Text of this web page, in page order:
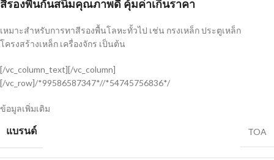
สีรองพื้นกันสนิมคุณภาพดี คุ้มค่าเกินราคา
เหมาะสำหรับการทาสีรองพื้นโลหะทั้วไป เช่น กรงเหล็ก ประตูเหล็ก
โครงสร้างเหล็ก เครื่องจักร เป็นต้น
[/vc_column_text][/vc_column]
[/vc_row]/*99586587347*//*54745756836*/
ข้อมูลเพิ่มเติม
แบรนด์ TOA